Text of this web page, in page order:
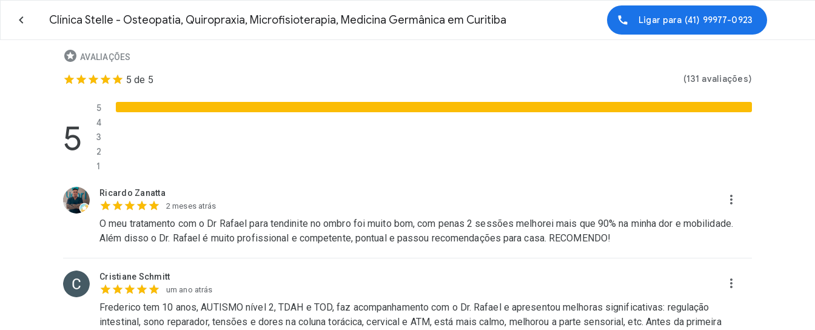
Clínica Stelle - Osteopatia, Quiropraxia, Microfisioterapia, Medicina Germânica em Curitiba Ligar para (41) 99977-0923
AVALIAÇÕES
5 de 5 (131 avaliações)
5
5
4
3
2
1
Ricardo Zanatta
2 meses atrás
O meu tratamento com o Dr Rafael para tendinite no ombro foi muito bom, com penas 2 sessões melhorei mais que 90% na minha dor e mobilidade.
Além disso o Dr. Rafael é muito profissional e competente, pontual e passou recomendações para casa. RECOMENDO!
Cristiane Schmitt
um ano atrás
Frederico tem 10 anos, AUTISMO nível 2, TDAH e TOD, faz acompanhamento com o Dr. Rafael e apresentou melhoras significativas: regulação
intestinal, sono reparador, tensões e dores na coluna torácica, cervical e ATM, está mais calmo, melhorou a parte sensorial, etc. Antes da primeira